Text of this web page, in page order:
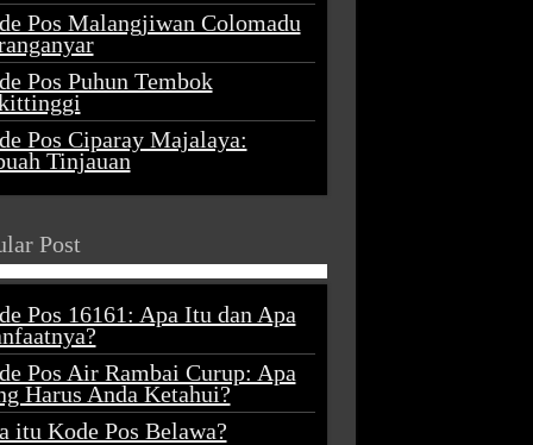
Pos Malangjiwan Colomadu
Pos Puhun Tembok
Pos Ciparay Majalaya:
Tinjauan
Post
Pos 16161: Apa Itu dan Apa
Pos Air Rambai Curup: Apa
Harus Anda Ketahui?
itu Kode Pos Belawa?